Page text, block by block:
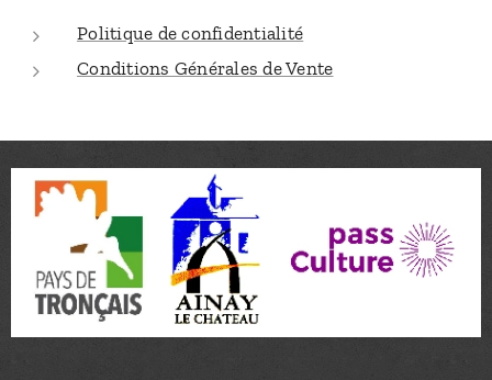
Politique de confidentialité
Conditions Générales de Vente